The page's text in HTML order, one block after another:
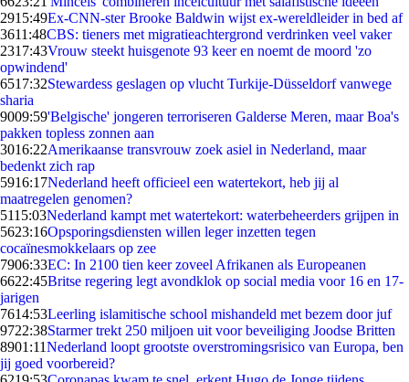
2915:49Ex-CNN-ster Brooke Baldwin wijst ex-wereldleider in bed af
3611:48CBS: tieners met migratieachtergrond verdrinken veel vaker
2317:43Vrouw steekt huisgenote 93 keer en noemt de moord 'zo
opwindend'
6517:32Stewardess geslagen op vlucht Turkije-Düsseldorf vanwege
sharia
9009:59'Belgische' jongeren terroriseren Galderse Meren, maar Boa's
pakken topless zonnen aan
3016:22Amerikaanse transvrouw zoek asiel in Nederland, maar
bedenkt zich rap
5916:17Nederland heeft officieel een watertekort, heb jij al
maatregelen genomen?
5115:03Nederland kampt met watertekort: waterbeheerders grijpen in
5623:16Opsporingsdiensten willen leger inzetten tegen
cocaïnesmokkelaars op zee
7906:33EC: In 2100 tien keer zoveel Afrikanen als Europeanen
6622:45Britse regering legt avondklok op social media voor 16 en 17-
jarigen
7614:53Leerling islamitische school mishandeld met bezem door juf
9722:38Starmer trekt 250 miljoen uit voor beveiliging Joodse Britten
8901:11Nederland loopt grootste overstromingsrisico van Europa, ben
jij goed voorbereid?